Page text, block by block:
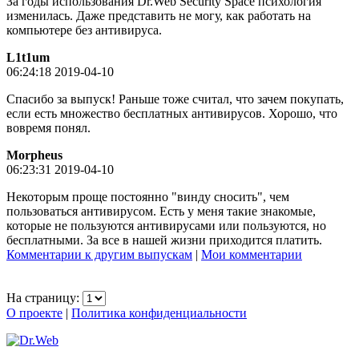
изменилась. Даже представить не могу, как работать на
компьютере без антивируса.
L1t1um
06:24:18 2019-04-10
Спасибо за выпуск! Раньше тоже считал, что зачем покупать,
если есть множество бесплатных антивирусов. Хорошо, что
вовремя понял.
Morpheus
06:23:31 2019-04-10
Некоторым проще постоянно "винду сносить", чем
пользоваться антивирусом. Есть у меня такие знакомые,
которые не пользуются антивирусами или пользуются, но
бесплатными. За все в нашей жизни приходится платить.
Комментарии к другим выпускам | Мои комментарии
На страницу:
О проекте | Политика конфиденциальности